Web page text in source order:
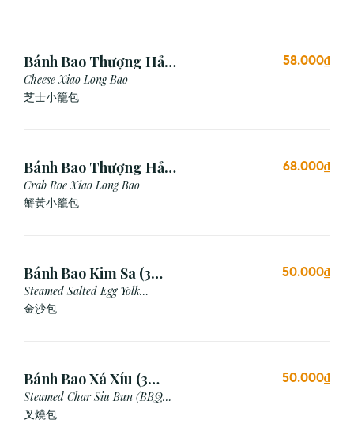
Bánh Bao Thượng Hải
Phô Mai (3 Viên)
Cheese Xiao Long Bao
芝士小籠包
58.000₫
Bánh Bao Thượng Hải
Gạch Cua (3 Viên)
Crab Roe Xiao Long Bao
蟹黃小籠包
68.000₫
Bánh Bao Kim Sa (3
Cái)
Steamed Salted Egg Yolk
Custard Bun
金沙包
50.000₫
Bánh Bao Xá Xíu (3
Cái)
Steamed Char Siu Bun (BBQ
Pork Bun)
叉燒包
50.000₫